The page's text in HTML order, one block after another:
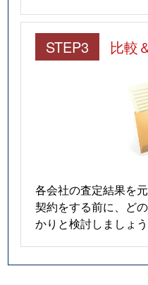
STEP3 比較
各会社の査定結果を
契約をする前に、ど
かりと検討しましょう